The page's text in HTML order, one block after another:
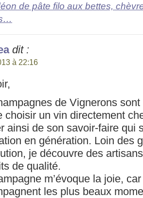
de pâte filo aux bettes,
dit :
à 22:16
de Vignerons
choisir un vin directement
ainsi de son savoir-faire qui
en génération. Loin des
je découvre des
de qualité.
m’évoque la joie,
les plus beaux